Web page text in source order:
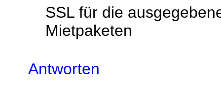
SSL für die
Mietpaketen
Antworten